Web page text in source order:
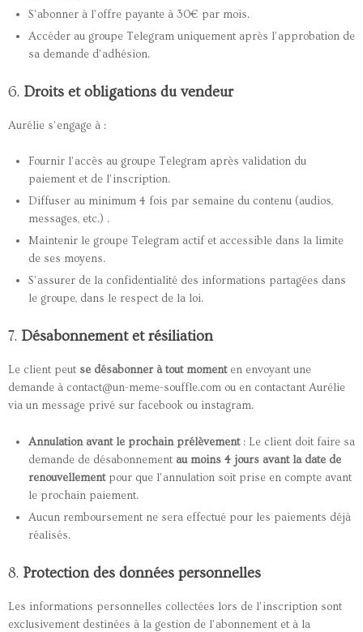
S’abonner à l’offre payante à 30€ par mois.
Accéder au groupe Telegram uniquement après l’approbation de
sa demande d’adhésion.
6. Droits et obligations du vendeur
Aurélie s’engage à :
Fournir l’accès au groupe Telegram après validation du
paiement et de l’inscription.
Diffuser au minimum 4 fois par semaine du contenu (audios,
messages, etc.) .
Maintenir le groupe Telegram actif et accessible dans la limite
de ses moyens.
S’assurer de la confidentialité des informations partagées dans
le groupe, dans le respect de la loi.
7. Désabonnement et résiliation
Le client peut se désabonner à tout momenten envoyant une
demande à contact@un-meme-souffle.com ou en contactant Aurélie
via un message privé sur facebook ou instagram.
Annulation avant le prochain prélèvement: Le client doit faire sa
demande de désabonnement au moins 4 jours avant la date de
renouvellementpour que l’annulation soit prise en compte avant
le prochain paiement.
Aucun remboursement ne sera effectué pour les paiements déjà
réalisés.
8. Protection des données personnelles
Les informations personnelles collectées lors de l’inscription sont
exclusivement destinées à la gestion de l’abonnement et à la